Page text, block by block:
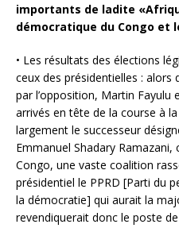
importants de ladite
démocratique du Congo et
• Les résultats des élections
ceux des présidentielles : alors
par l’opposition, Martin Fayulu
arrivés en tête de la course à
largement le successeur
Emmanuel Shadary
Congo, une vaste coalition
présidentiel le PPRD [Parti du
la démocratie] qui aurait la
revendiquerait donc le poste